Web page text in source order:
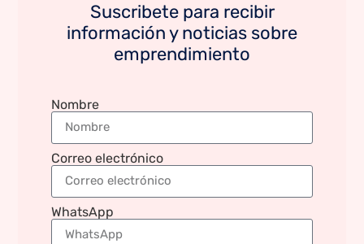
Suscribete para recibir
información y noticias sobre
emprendimiento
Nombre
Correo electrónico
WhatsApp